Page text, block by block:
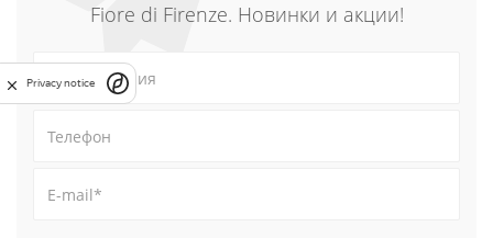
Fiore di Firenze. Новинки и акции!
Privacy notice